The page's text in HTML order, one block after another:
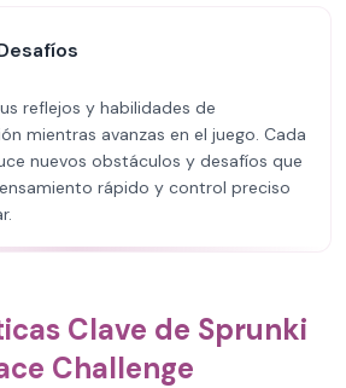
reflejos y habilidades de
mientras avanzas en el juego. Cada
nuevos obstáculos y desafíos que
rápido y control preciso
Clave de Sprunki
Challenge